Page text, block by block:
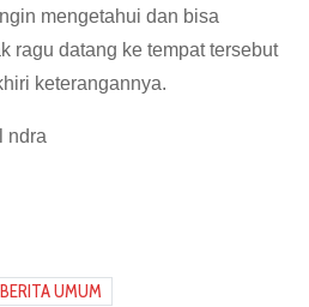
mengetahui dan bisa
ragu datang ke tempat tersebut
keterangannya.
ndra
BERITA UMUM